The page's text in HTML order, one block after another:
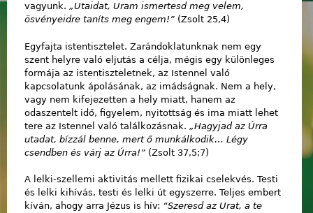
vagyunk. „Utaidat, Uram ismertesd meg velem,
ösvényeidre taníts meg engem!” (Zsolt 25,4)
Egyfajta istentisztelet. Zarándoklatunknak nem egy
szent helyre való eljutás a célja, mégis egy különleges
formája az istentiszteletnek, az Istennel való
kapcsolatunk ápolásának, az imádságnak. Nem a hely,
vagy nem kifejezetten a hely miatt, hanem az
odaszentelt idő, figyelem, nyitottság és ima miatt lehet
tere az Istennel való találkozásnak. „Hagyjad az Úrra
utadat, bízzál benne, mert ő munkálkodik… Légy
csendben és várj az Úrra!” (Zsolt 37,5;7)
A lelki-szellemi aktivitás mellett fizikai cselekvés. Testi
és lelki kihívás, testi és lelki út egyszerre. Teljes embert
kíván, ahogy arra Jézus is hív: “Szeresd az Urat, a te